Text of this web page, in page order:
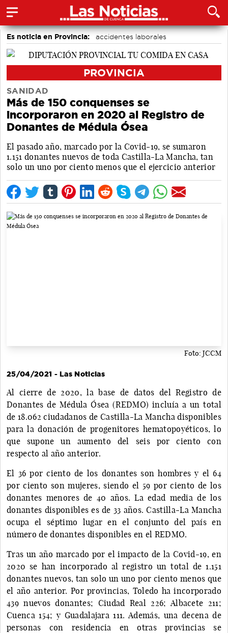
Es noticia en Provincia:
accidentes laborales
Medio Ambiente
PROVINCIA
SANIDAD
Más de 150 conquenses se
incorporaron en 2020 al Registro de
Donantes de Médula Ósea
El pasado año, marcado por la Covid-19, se sumaron
1.151 donantes nuevos de toda Castilla-La Mancha, tan
solo un uno por ciento menos que el ejercicio anterior
Foto: JCCM
25/04/2021 - Las Noticias
Al cierre de 2020, la base de datos del Registro de
Donantes de Médula Ósea (REDMO) incluía a un total
de 18.062 ciudadanos de Castilla-La Mancha disponibles
para la donación de progenitores hematopoyéticos, lo
que supone un aumento del seis por ciento con
respecto al año anterior.
El 36 por ciento de los donantes son hombres y el 64
por ciento son mujeres, siendo el 59 por ciento de los
donantes menores de 40 años. La edad media de los
donantes disponibles es de 33 años. Castilla-La Mancha
ocupa el séptimo lugar en el conjunto del país en
número de donantes disponibles en el REDMO.
Tras un año marcado por el impacto de la Covid-19, en
2020 se han incorporado al registro un total de 1.151
donantes nuevos, tan solo un uno por ciento menos que
el año anterior. Por provincias, Toledo ha incorporado
439 nuevos donantes; Ciudad Real 226; Albacete 211;
Cuenca 154; y Guadalajara 111. Además, una decena de
personas con residencia en otras provincias se